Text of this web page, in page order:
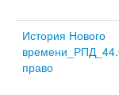
История Нового
право